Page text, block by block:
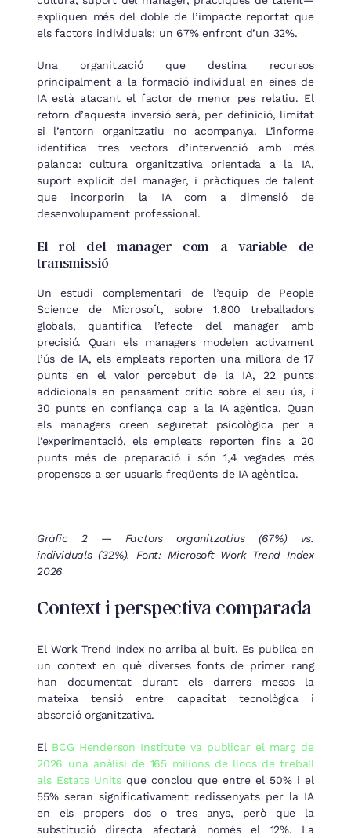
expliquen més del doble de l’impacte reportat que
els factors individuals: un 67% enfront d’un 32%.
Una organització que destina recursos
principalment a la formació individual en eines de
IA està atacant el factor de menor pes relatiu. El
retorn d’aquesta inversió serà, per definició, limitat
si l’entorn organitzatiu no acompanya. L’informe
identifica tres vectors d’intervenció amb més
palanca: cultura organitzativa orientada a la IA,
suport explícit del manager, i pràctiques de talent
que incorporin la IA com a dimensió de
desenvolupament professional.
El rol del manager com a variable de
transmissió
Un estudi complementari de l’equip de People
Science de Microsoft, sobre 1.800 treballadors
globals, quantifica l’efecte del manager amb
precisió. Quan els managers modelen activament
l’ús de IA, els empleats reporten una millora de 17
punts en el valor percebut de la IA, 22 punts
addicionals en pensament crític sobre el seu ús, i
30 punts en confiança cap a la IA agèntica. Quan
els managers creen seguretat psicològica per a
l’experimentació, els empleats reporten fins a 20
punts més de preparació i són 1,4 vegades més
propensos a ser usuaris freqüents de IA agèntica.
Gràfic 2 — Factors organitzatius (67%) vs.
individuals (32%). Font: Microsoft Work Trend Index
2026
Context i perspectiva comparada
El Work Trend Index no arriba al buit. Es publica en
un context en què diverses fonts de primer rang
han documentat durant els darrers mesos la
mateixa tensió entre capacitat tecnològica i
absorció organitzativa.
El BCG Henderson Institute va publicar el març de
2026 una anàlisi de 165 milions de llocs de treball
als Estats Unitsque conclou que entre el 50% i el
55% seran significativament redissenyats per la IA
en els propers dos o tres anys, però que la
substitució directa afectarà només el 12%. La